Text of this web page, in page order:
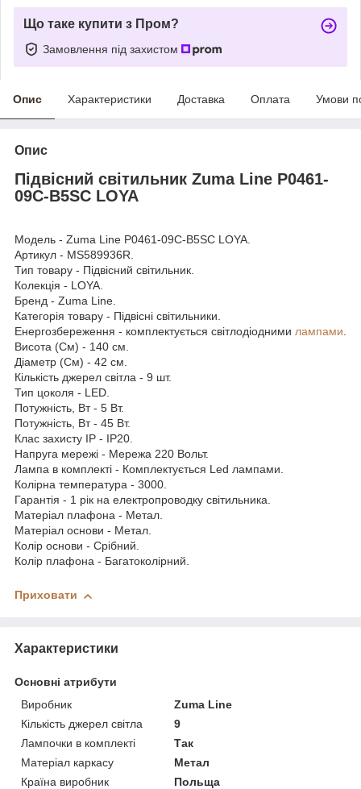
Що таке купити з Пром?
Замовлення під захистом
Опис Характеристики Доставка Оплата Умови
Опис
Підвісний світильник Zuma Line P0461-
09C-B5SC LOYA
Модель - Zuma Line P0461-09C-B5SC LOYA.
Артикул - MS589936R.
Тип товару - Підвісний світильник.
Колекція - LOYA.
Бренд - Zuma Line.
Категорія товару - Підвісні світильники.
Енергозбереження - комплектується світлодіодними лампами.
Висота (См) - 140 см.
Діаметр (См) - 42 см.
Кількість джерел світла - 9 шт.
Тип цоколя - LED.
Потужність, Вт - 5 Вт.
Потужність, Вт - 45 Вт.
Клас захисту IP - IP20.
Напруга мережі - Мережа 220 Вольт.
Лампа в комплекті - Комплектується Led лампами.
Колірна температура - 3000.
Гарантія - 1 рік на електропроводку світильника.
Матеріал плафона - Метал.
Матеріал основи - Метал.
Колір основи - Срібний.
Колір плафона - Багатоколірний.
Приховати
Характеристики
Основні атрибути
Виробник
Zuma Line
Кількість джерел світла
9
Лампочки в комплекті
Так
Матеріал каркасу
Метал
Країна виробник
Польща